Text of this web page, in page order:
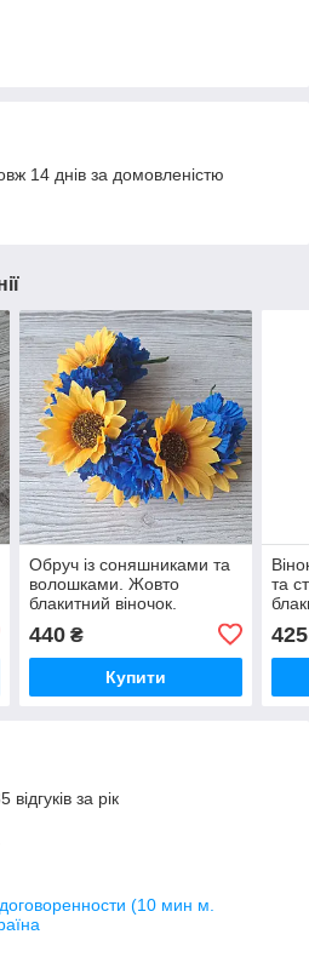
14 днів за домовленістю
Обруч із соняшниками та
волошками. Жовто
блакитний віночок.
440₴
Купити
та
425
за рік
(10 мин м.